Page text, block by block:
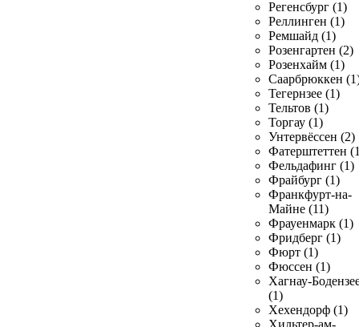
Регенсбург (1)
Реллинген (1)
Ремшайд (1)
Розенгартен (2)
Розенхайм (1)
Саарбрюккен
Тегернзее (1)
Тельтов (1)
Торгау (1)
Унтервёссен (2)
Фатерштеттен
Фельдафинг (1)
Фрайбург (1)
Франкфурт-на-
Майне (11)
Фрауенмарк (1)
Фридберг (1)
Фюрт (1)
Фюссен (1)
Хагнау-
(1)
Хехендорф (1)
Хильтер-ам-